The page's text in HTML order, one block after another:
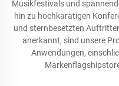
Musikfestivals und
hin zu hochkarätigen
und sternbesetzten
anerkannt, sind unsere
Anwendungen,